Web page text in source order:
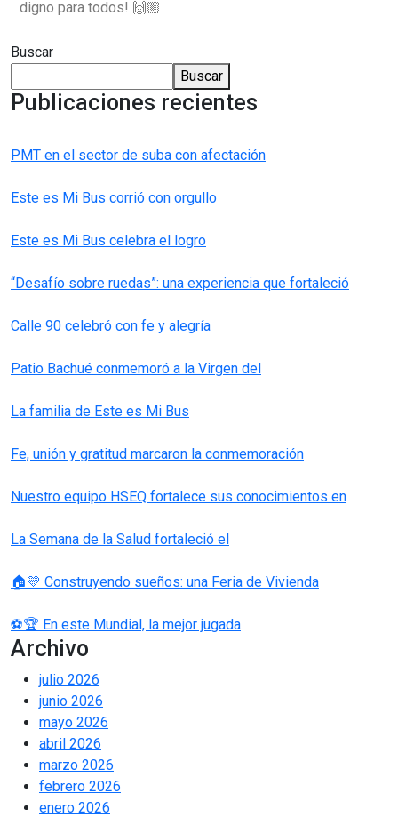
digno para todos! 🙌🏼
Buscar
Buscar
Publicaciones recientes
PMT en el sector de suba con afectación
Este es Mi Bus corrió con orgullo
Este es Mi Bus celebra el logro
“Desafío sobre ruedas”: una experiencia que fortaleció
Calle 90 celebró con fe y alegría
Patio Bachué conmemoró a la Virgen del
La familia de Este es Mi Bus
Fe, unión y gratitud marcaron la conmemoración
Nuestro equipo HSEQ fortalece sus conocimientos en
La Semana de la Salud fortaleció el
🏠💛 Construyendo sueños: una Feria de Vivienda
⚽🏆 En este Mundial, la mejor jugada
Archivo
julio 2026
junio 2026
mayo 2026
abril 2026
marzo 2026
febrero 2026
enero 2026